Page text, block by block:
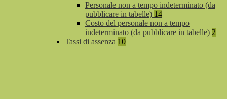
Personale non a tempo indeterminato (da
pubblicare in tabelle) 14
Costo del personale non a tempo
indeterminato (da pubblicare in tabelle) 2
Tassi di assenza 10